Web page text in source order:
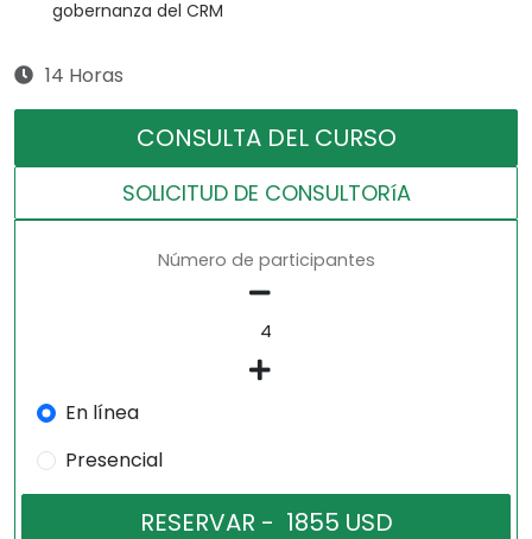
gobernanza del CRM
14 Horas
CONSULTA DEL CURSO
SOLICITUD DE CONSULTORíA
Número de participantes
En línea
Presencial